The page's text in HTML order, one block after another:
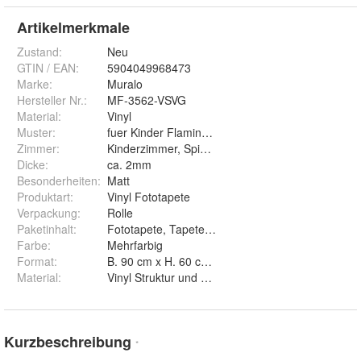
Artikelmerkmale
Zustand:
Neu
GTIN / EAN:
5904049968473
Marke:
Muralo
Hersteller Nr.:
MF-3562-VSVG
Material:
Vinyl
Muster:
fuer Kinder Flamingos Aquarell
Zimmer:
Kinderzimmer, Spielzimmer, Kinderstube
Dicke:
ca. 2mm
Besonderheiten: Matt
Produktart:
Vinyl Fototapete
Verpackung:
Rolle
Paketinhalt:
Fototapete, Tapetenkleister, Montageanleitung
Farbe:
Mehrfarbig
Format:
B. 90 cm x H. 60 cm, B. 135 cm x H. 90 cm, B.
Material: Vinyl Struktur und Vinyl Glatt
Kurzbeschreibung *